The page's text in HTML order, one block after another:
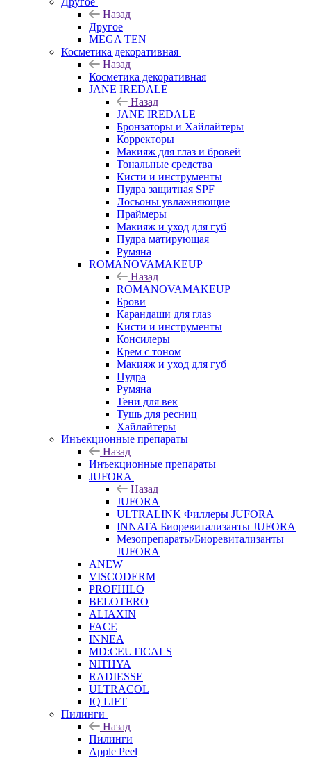
Назад
Другое
MEGA TEN
Косметика декоративная
Назад
Косметика декоративная
JANE IREDALE
Назад
JANE IREDALE
Бронзаторы и Хайлайтеры
Корректоры
Макияж для глаз и бровей
Тональные средства
Кисти и инструменты
Пудра защитная SPF
Лосьоны увлажняющие
Праймеры
Макияж и уход для губ
Пудра матирующая
Румяна
ROMANOVAMAKEUP
Назад
ROMANOVAMAKEUP
Брови
Карандаши для глаз
Кисти и инструменты
Консилеры
Крем с тоном
Макияж и уход для губ
Пудра
Румяна
Тени для век
Тушь для ресниц
Хайлайтеры
Инъекционные препараты
Назад
Инъекционные препараты
JUFORA
Назад
JUFORA
ULTRALINK Филлеры JUFORA
INNATA Биоревитализанты JUFORA
Мезопрепараты/Биоревитализанты
JUFORA
ANEW
VISCODERM
PROFHILO
BELOTERO
ALIAXIN
FACE
INNEA
MD:CEUTICALS
NITHYA
RADIESSE
ULTRACOL
IQ LIFT
Пилинги
Назад
Пилинги
Apple Peel